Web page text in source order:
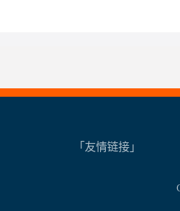
「友情链接」